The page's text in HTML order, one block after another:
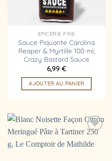
EPICERIE FINE
Sauce Piquante Carolina
Reaper & Myrtille 100 ml,
Crazy Bastard Sauce
6,99 €
AJOUTER AU PANIER
à la